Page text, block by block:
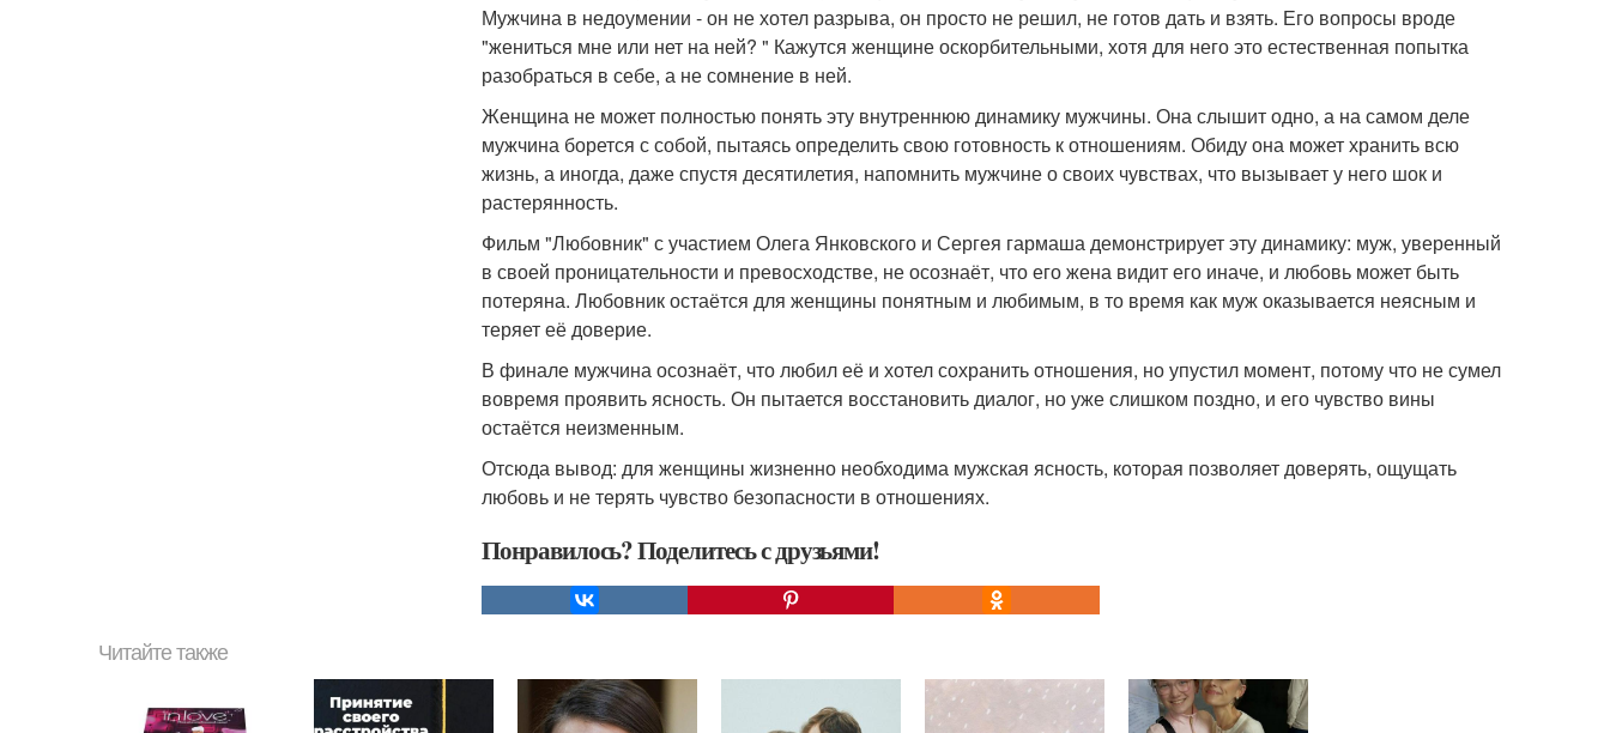
Мужчина в недоумении - он не хотел разрыва, он просто не решил, не готов дать и взять. Его вопросы вроде
"жениться мне или нет на ней? " Кажутся женщине оскорбительными, хотя для него это естественная попытка
разобраться в себе, а не сомнение в ней.
Женщина не может полностью понять эту внутреннюю динамику мужчины. Она слышит одно, а на самом деле
мужчина борется с собой, пытаясь определить свою готовность к отношениям. Обиду она может хранить всю
жизнь, а иногда, даже спустя десятилетия, напомнить мужчине о своих чувствах, что вызывает у него шок и
растерянность.
Фильм "Любовник" с участием Олега Янковского и Сергея гармаша демонстрирует эту динамику: муж, уверенный
в своей проницательности и превосходстве, не осознаёт, что его жена видит его иначе, и любовь может быть
потеряна. Любовник остаётся для женщины понятным и любимым, в то время как муж оказывается неясным и
теряет её доверие.
В финале мужчина осознаёт, что любил её и хотел сохранить отношения, но упустил момент, потому что не сумел
вовремя проявить ясность. Он пытается восстановить диалог, но уже слишком поздно, и его чувство вины
остаётся неизменным.
Отсюда вывод: для женщины жизненно необходима мужская ясность, которая позволяет доверять, ощущать
любовь и не терять чувство безопасности в отношениях.
Понравилось? Поделитесь с друзьями!
Читайте также